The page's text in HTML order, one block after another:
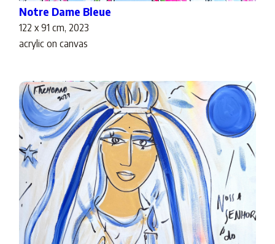
Notre Dame Bleue
122 x 91 cm, 2023
acrylic on canvas